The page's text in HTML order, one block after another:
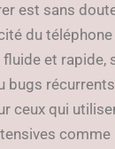
est sans
du
et rapide,
bugs
ceux qui
comme